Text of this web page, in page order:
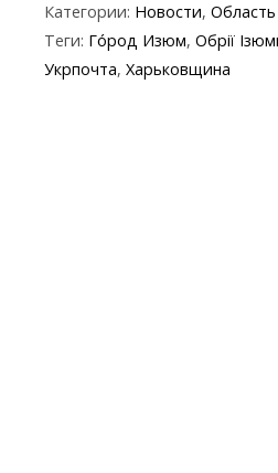
e
b
itt
er
e
gr
er at
Категории: Новости, Область
Теги: Го́род Изюм, Обрії
Укрпочта, Харьковщина